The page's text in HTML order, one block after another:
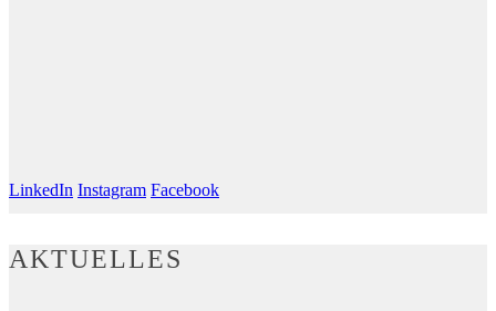
LinkedIn Instagram Facebook
AKTUELLES